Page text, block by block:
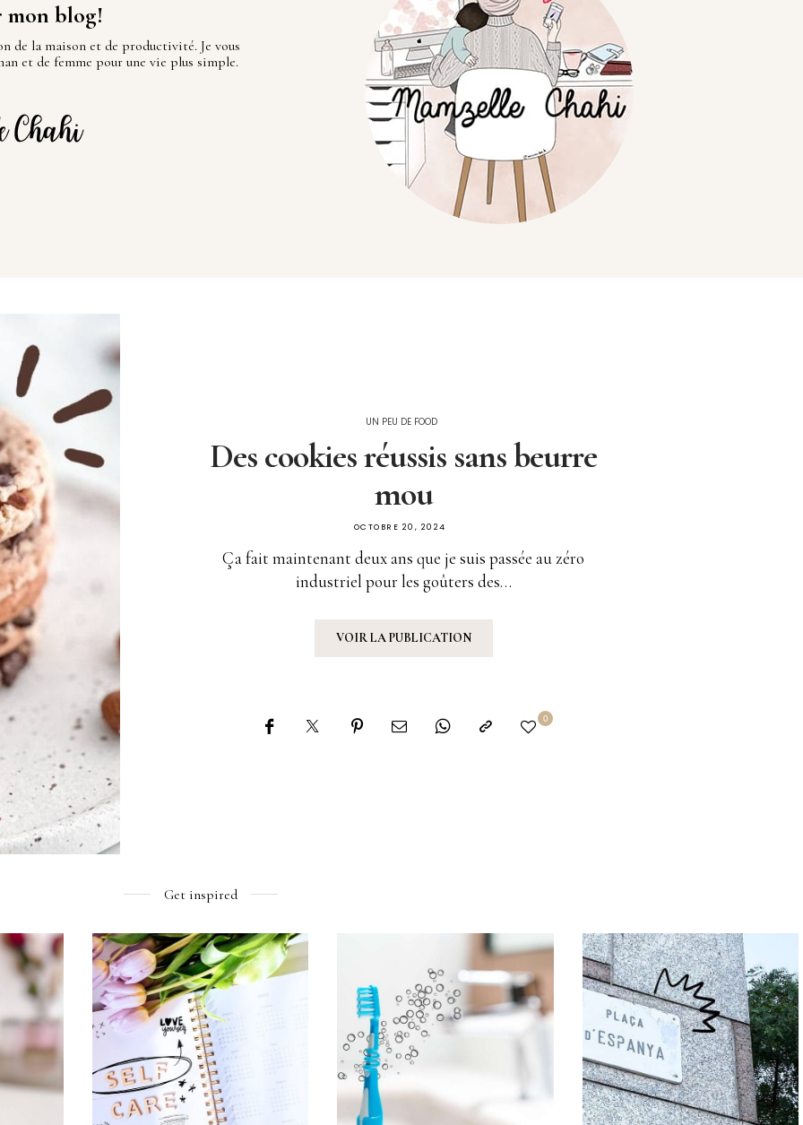
mon blog!
de la maison et de productivité. Je vous
et de femme pour une vie plus simple.
UN PEU DE FOOD
Des cookies réussis sans beurre
mou
OCTOBRE 20, 2024
Ça fait maintenant deux ans que je suis passée au zéro
industriel pour les goûters des…
VOIR LA PUBLICATION
0
Get inspired